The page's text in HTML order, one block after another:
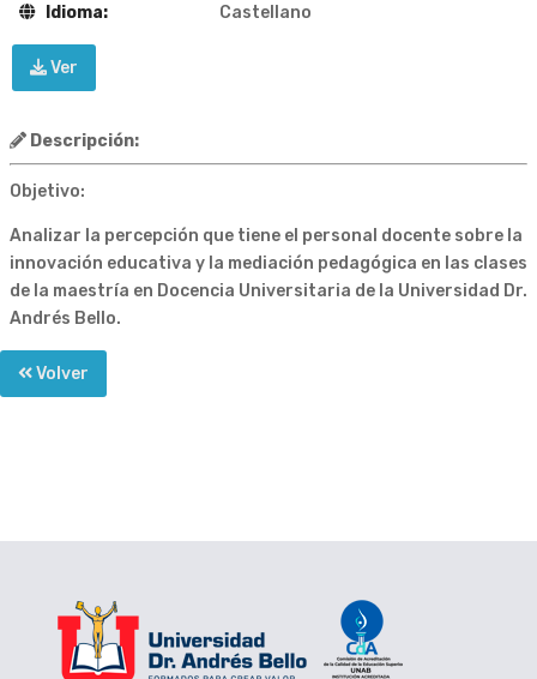
Idioma:
Castellano
Ver
Descripción:
Objetivo:
Analizar la percepción que tiene el personal docente sobre la
innovación educativa y la mediación pedagógica en las clases
de la maestría en Docencia Universitaria de la Universidad Dr.
Andrés Bello.
Volver